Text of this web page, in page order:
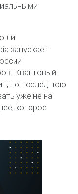
ли
запускает
Квантовый
но последнюю
уже не на
которое